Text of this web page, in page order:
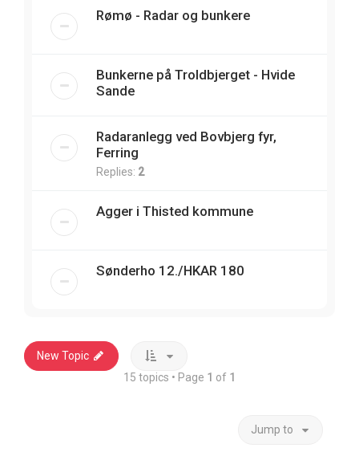
Rømø - Radar og bunkere
Bunkerne på Troldbjerget - Hvide
Sande
Radaranlegg ved Bovbjerg fyr,
Ferring
Replies: 2
Agger i Thisted kommune
Sønderho 12./HKAR 180
New Topic
15 topics • Page 1 of 1
Jump to